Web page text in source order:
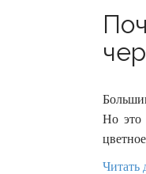
Но это
Читать